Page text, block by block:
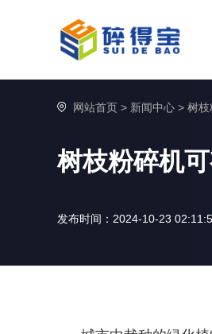
网站首页 > 新闻中心 > 树枝
树枝粉碎机
发布时间：2024-10-23